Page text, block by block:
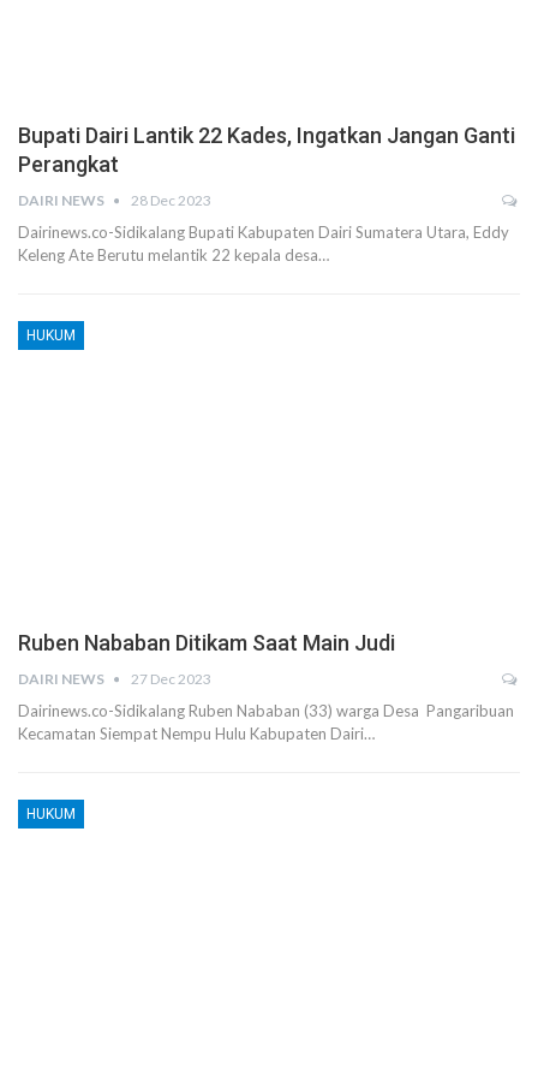
Bupati Dairi Lantik 22 Kades, Ingatkan Jangan Ganti
Perangkat
DAIRI NEWS 28 Dec 2023
Dairinews.co-Sidikalang Bupati Kabupaten Dairi Sumatera Utara, Eddy
Keleng Ate Berutu melantik 22 kepala desa…
HUKUM
Ruben Nababan Ditikam Saat Main Judi
DAIRI NEWS 27 Dec 2023
Dairinews.co-Sidikalang Ruben Nababan (33) warga Desa Pangaribuan
Kecamatan Siempat Nempu Hulu Kabupaten Dairi…
HUKUM